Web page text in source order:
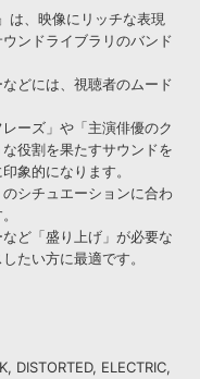
は、映像にリッチな表現
ンドライブラリのバンド
どには、視聴者のムード
ーズ」や「主演俳優のク
役割を果たすサウンドを
象的になります。
シチュエーションに合わ
ど「盛り上げ」が必要な
たい方に最適です。
DISTORTED, ELECTRIC,